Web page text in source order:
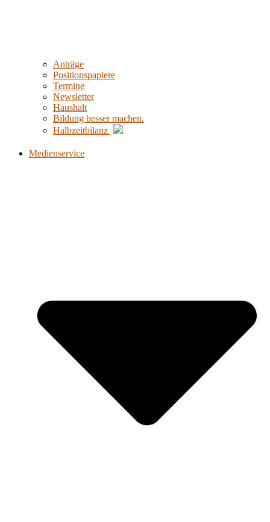
Anträge
Positionspapiere
Termine
Newsletter
Haushalt
Bildung besser machen.
Halbzeitbilanz
Medienservice